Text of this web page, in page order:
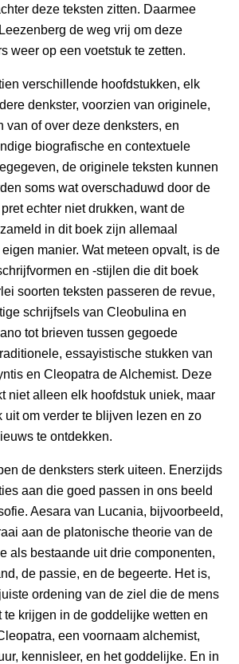
deze teksten zitten. Daarmee
de weg vrij om deze
weer op een voetstuk te zetten.
verschillende hoofdstukken, elk
denkster, voorzien van originele,
van of over deze denksters, en
biografische en contextuele
de originele teksten kunnen
soms wat overschaduwd door de
echter niet drukken, want de
in dit boek zijn allemaal
manier. Wat meteen opvalt, is de
en -stijlen die dit boek
soorten teksten passeren de revue,
schrijfsels van Cleobulina en
tot brieven tussen gegoede
essayistische stukken van
en Cleopatra de Alchemist. Deze
niet alleen elk hoofdstuk uniek, maar
uit om verder te blijven lezen en zo
te ontdekken.
de denksters sterk uiteen. Enerzijds
aan die goed passen in ons beeld
Aesara van Lucania, bijvoorbeeld,
aan de platonische theorie van de
als bestaande uit drie componenten,
de passie, en de begeerte. Het is,
ordening van de ziel die de mens
te krijgen in de goddelijke wetten en
een voornaam alchemist,
kennisleer, en het goddelijke. En in